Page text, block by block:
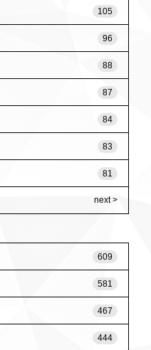
105
96
88
87
84
83
81
next >
609
581
467
444